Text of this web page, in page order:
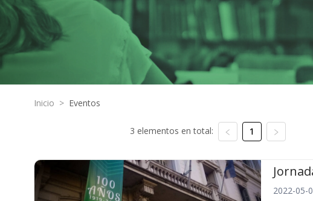
Inicio > Eventos
3 elementos en total: 1
2022-05-